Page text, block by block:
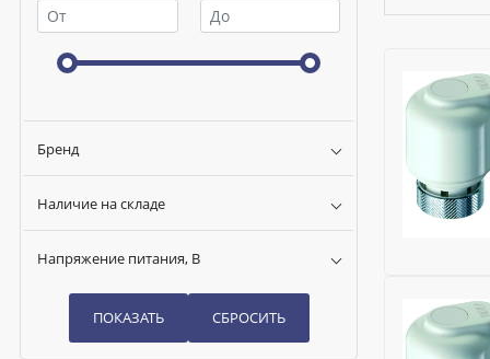
Бренд
Наличие на складе
Напряжение питания, В
FAR
Область